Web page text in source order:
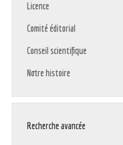
Licence
Comité éditorial
Conseil scientifique
Notre histoire
Recherche avancée